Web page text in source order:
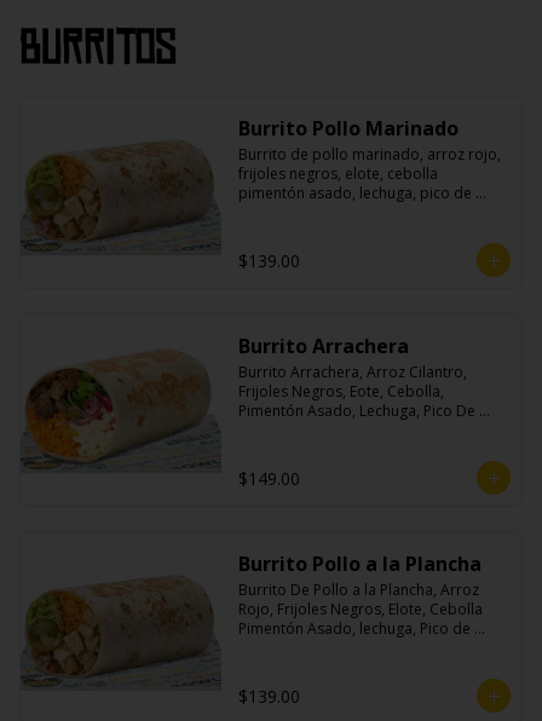
Burritos
Burrito Pollo Marinado
Burrito de pollo marinado, arroz rojo,
frijoles negros, elote, cebolla
pimentón asado, lechuga, pico de
$139.00
Burrito Arrachera
Burrito Arrachera, Arroz Cilantro,
Frijoles Negros, Eote, Cebolla,
Pimentón Asado, Lechuga, Pico De
$149.00
Burrito Pollo a la Plancha
Burrito De Pollo a la Plancha, Arroz
Rojo, Frijoles Negros, Elote, Cebolla
Pimentón Asado, lechuga, Pico de
$139.00